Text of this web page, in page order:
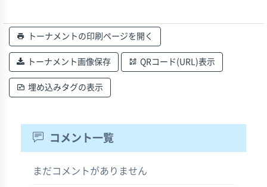
トーナメントの印刷ページを開く
トーナメント画像保存 QRコード(URL)表示
埋め込みタグの表示
コメント一覧
まだコメントがありません